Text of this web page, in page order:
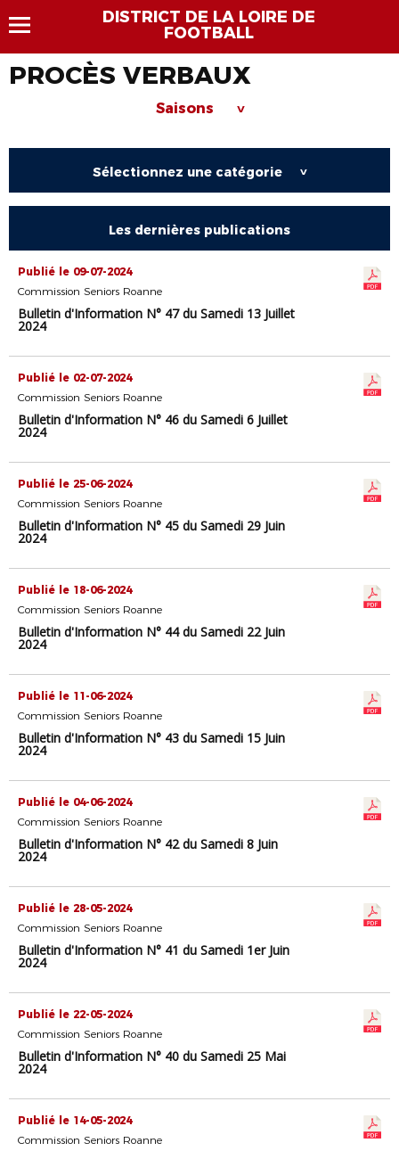
DISTRICT DE LA LOIRE DE
FOOTBALL
PROCÈS VERBAUX
Saisons >
Sélectionnez une catégorie >
Les dernières publications
Publié le 09-07-2024
Commission Seniors Roanne
Bulletin d'Information N° 47 du Samedi 13 Juillet
2024
Publié le 02-07-2024
Commission Seniors Roanne
Bulletin d'Information N° 46 du Samedi 6 Juillet
2024
Publié le 25-06-2024
Commission Seniors Roanne
Bulletin d'Information N° 45 du Samedi 29 Juin
2024
Publié le 18-06-2024
Commission Seniors Roanne
Bulletin d'Information N° 44 du Samedi 22 Juin
2024
Publié le 11-06-2024
Commission Seniors Roanne
Bulletin d'Information N° 43 du Samedi 15 Juin
2024
Publié le 04-06-2024
Commission Seniors Roanne
Bulletin d'Information N° 42 du Samedi 8 Juin
2024
Publié le 28-05-2024
Commission Seniors Roanne
Bulletin d'Information N° 41 du Samedi 1er Juin
2024
Publié le 22-05-2024
Commission Seniors Roanne
Bulletin d'Information N° 40 du Samedi 25 Mai
2024
Publié le 14-05-2024
Commission Seniors Roanne